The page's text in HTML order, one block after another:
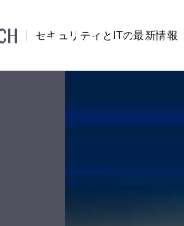
セキュリティとITの最新情報